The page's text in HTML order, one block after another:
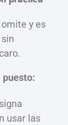
y es
puesto:
usar las